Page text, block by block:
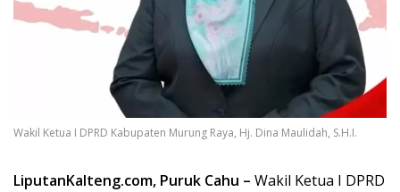
Wakil Ketua I DPRD Kabupaten Murung Raya, Hj. Dina Maulidah, S.H.I.
LiputanKalteng.com, Puruk Cahu – Wakil Ketua I DPRD